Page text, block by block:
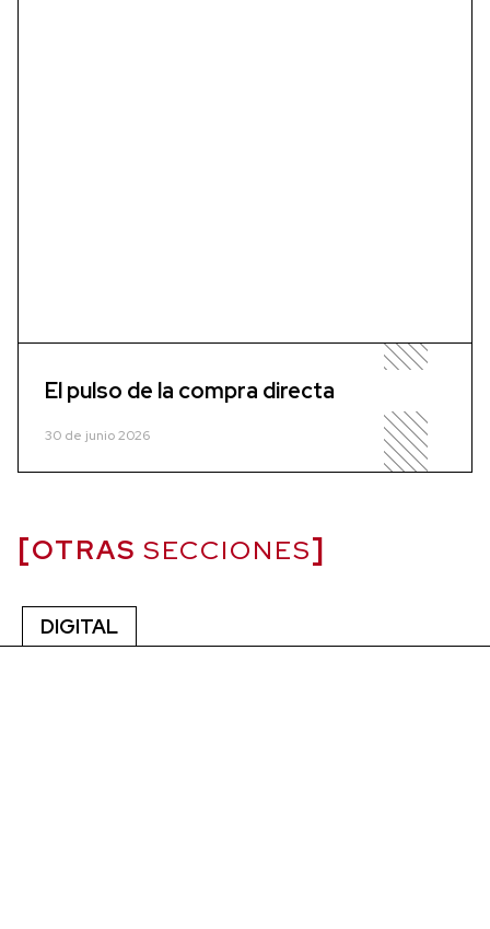
El pulso de la compra directa
30 de junio 2026
OTRAS SECCIONES
DIGITAL